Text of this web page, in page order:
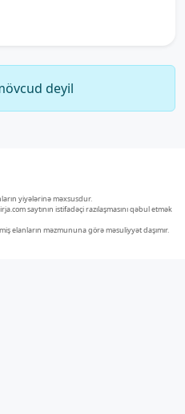
deyil
yiyələrinə məxsusdur.
saytının istifadəçi razılaşmasını qəbul etmək
elanların məzmununa görə məsuliyyət daşımır.